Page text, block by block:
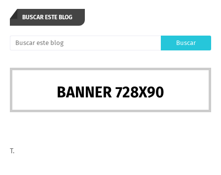
BUSCAR ESTE BLOG
BANNER 728X90
T.